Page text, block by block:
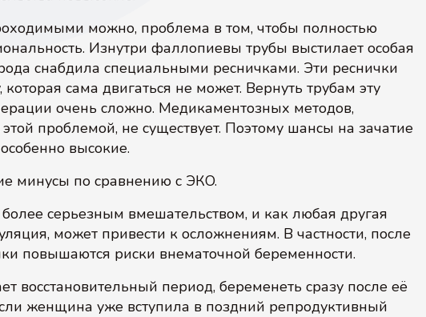
можно, проблема в том, чтобы полностью
Изнутри фаллопиевы трубы выстилает особая
снабдила специальными ресничками. Эти реснички
сама двигаться не может. Вернуть трубам эту
очень сложно. Медикаментозных методов,
проблемой, не существует. Поэтому шансы на зачатие
высокие.
минусы по сравнению с ЭКО.
серьезным вмешательством, и как любая другая
может привести к осложнениям. В частности, после
повышаются риски внематочной беременности.
восстановительный период, беременеть сразу после её
женщина уже вступила в поздний репродуктивный